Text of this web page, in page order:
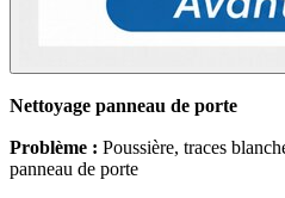
Nettoyage panneau de porte
Problème : Poussière, traces
panneau de porte